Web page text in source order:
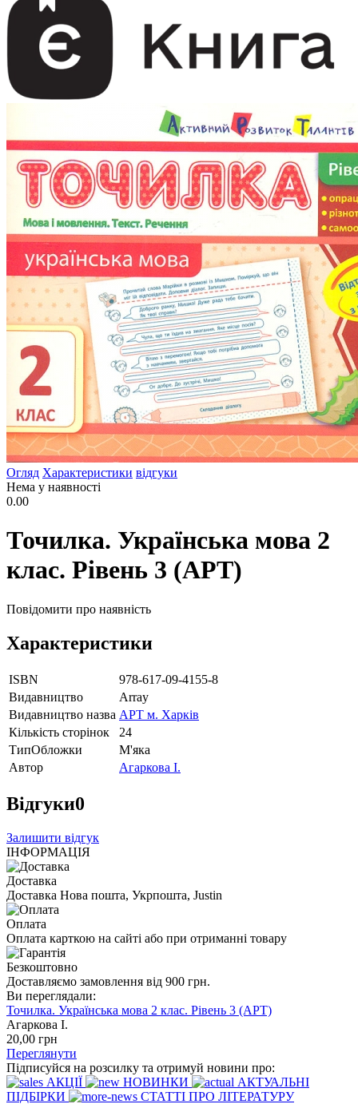
Огляд Характеристики відгуки
Нема у наявності
0.00
Точилка. Українська мова 2
клас. Рівень 3 (АРТ)
Повідомити про наявність
Характеристики
ISBN
978-617-09-4155-8
Видавництво
Array
Видавництво назва АРТ м. Харків
Кількість сторінок
24
ТипОбложки
М'яка
Автор
Агаркова І.
Відгуки0
Залишити відгук
ІНФОРМАЦІЯ
Доставка
Доставка Нова пошта, Укрпошта, Justin
Оплата
Оплата карткою на сайті або при отриманні товару
Безкоштовно
Доставляємо замовлення від 900 грн.
Ви переглядали:
Точилка. Українська мова 2 клас. Рівень 3 (АРТ)
Агаркова І.
20,00 грн
Переглянути
Підписуйся на розсилку та отримуй новини про:
АКЦІЇ
НОВИНКИ
АКТУАЛЬНІ
ПІДБІРКИ
СТАТТІ ПРО ЛІТЕРАТУРУ